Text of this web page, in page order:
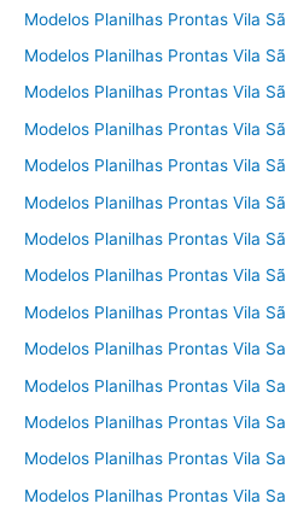
Modelos Planilhas Prontas Vila
Modelos Planilhas Prontas Vila
Modelos Planilhas Prontas Vila
Modelos Planilhas Prontas Vila
Modelos Planilhas Prontas Vila
Modelos Planilhas Prontas Vila
Modelos Planilhas Prontas Vila
Modelos Planilhas Prontas Vila
Modelos Planilhas Prontas Vila
Modelos Planilhas Prontas Vila
Modelos Planilhas Prontas Vila
Modelos Planilhas Prontas Vila
Modelos Planilhas Prontas Vila
Modelos Planilhas Prontas Vila